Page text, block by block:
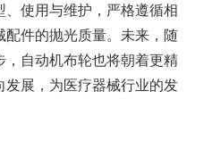
使用与维护，严格遵循相
配件的抛光质量。未来，随
自动机布轮也将朝着更精
展，为医疗器械行业的发